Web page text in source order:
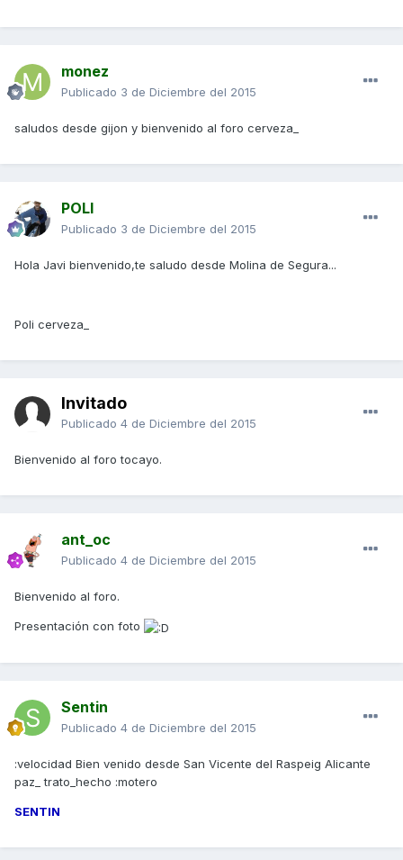
monez
Publicado 3 de Diciembre del 2015
saludos desde gijon y bienvenido al foro cerveza_
POLI
Publicado 3 de Diciembre del 2015
Hola Javi bienvenido,te saludo desde Molina de Segura...
Poli cerveza_
Invitado
Publicado 4 de Diciembre del 2015
Bienvenido al foro tocayo.
ant_oc
Publicado 4 de Diciembre del 2015
Bienvenido al foro.
Presentación con foto
Sentin
Publicado 4 de Diciembre del 2015
:velocidad Bien venido desde San Vicente del Raspeig Alicante
paz_ trato_hecho :motero
SENTIN